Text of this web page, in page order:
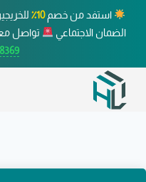
استفد من خصم10٪
الضمان الاجتماعي
تواصل